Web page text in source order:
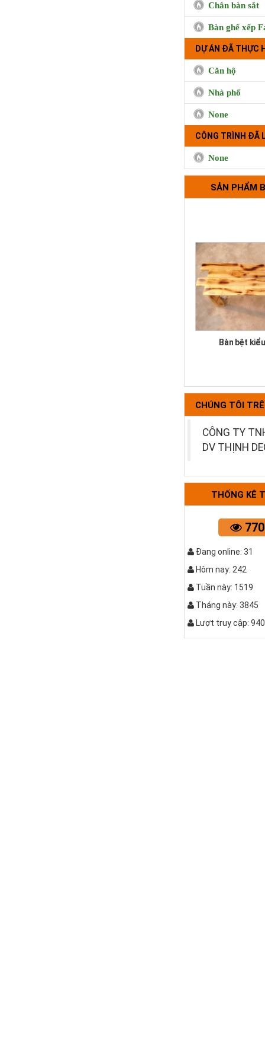
Chân bàn sắt
Bàn ghế xếp
DỰ ÁN ĐÃ THỰC
Căn hộ
Nhà phố
None
CÔNG TRÌNH ĐÃ
None
SẢN PHẨM
Trà sữa
Phụng,
Bộ tựa lưng
Bàn bệt
Bộ bàn ghế
CHÚNG TÔI
CÔNG TY
DV THỊNH
THỐNG KÊ
Đang online: 31
Hôm nay: 242
Tuần này: 1519
Tháng này: 3845
Lượt truy cập: